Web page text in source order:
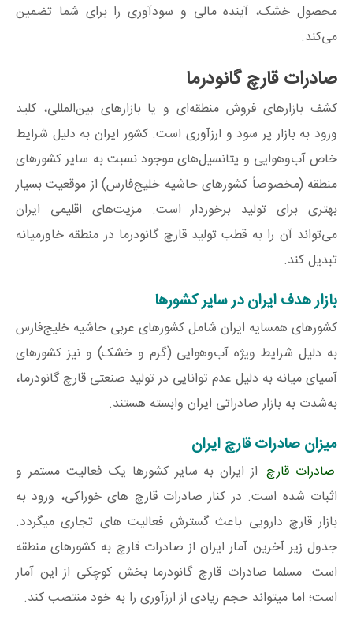
محصول خشک، آینده مالی و سودآوری را برای شما تضمین
می‌کند.
صادرات قارچ گانودرما
کشف بازارهای فروش منطقه‌ای و یا بازارهای بین‌المللی، کلید
ورود به بازار پر سود و ارزآوری است. کشور ایران به دلیل شرایط
خاص آب‌وهوایی و پتانسیل‌های موجود نسبت به سایر کشورهای
منطقه (مخصوصاً کشورهای حاشیه خلیج‌فارس) از موقعیت بسیار
بهتری برای تولید برخوردار است. مزیت‌های اقلیمی ایران
می‌تواند آن را به قطب تولید قارچ گانودرما در منطقه خاورمیانه
تبدیل کند.
بازار هدف ایران در سایر کشورها
کشورهای همسایه ایران شامل کشورهای عربی حاشیه خلیج‌فارس
به دلیل شرایط ویژه آب‌وهوایی (گرم و خشک) و نیز کشورهای
آسیای میانه به دلیل عدم توانایی در تولید صنعتی قارچ گانودرما،
به‌شدت به بازار صادراتی ایران وابسته هستند.
میزان صادرات قارچ ایران
صادرات قارچ از ایران به سایر کشورها یک فعالیت مستمر و
اثبات شده است. در کنار صادرات قارچ های خوراکی، ورود به
بازار قارچ دارویی باعث گسترش فعالیت های تجاری میگردد.
جدول زیر آخرین آمار ایران از صادرات قارچ به کشورهای منطقه
است. مسلما صادرات قارچ گانودرما بخش کوچکی از این آمار
است؛ اما میتواند حجم زیادی از ارزآوری را به خود منتصب کند.